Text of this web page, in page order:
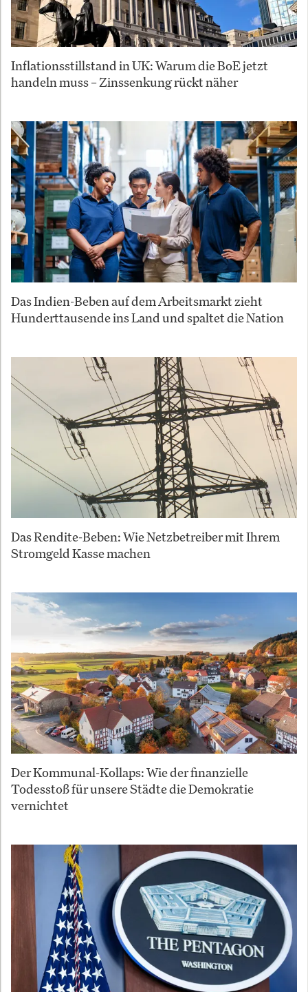
Inflationsstillstand in UK: Warum die BoE jetzt
handeln muss – Zinssenkung rückt näher
Das Indien-Beben auf dem Arbeitsmarkt zieht
Hunderttausende ins Land und spaltet die Nation
Das Rendite-Beben: Wie Netzbetreiber mit Ihrem
Stromgeld Kasse machen
Der Kommunal-Kollaps: Wie der finanzielle
Todesstoß für unsere Städte die Demokratie
vernichtet